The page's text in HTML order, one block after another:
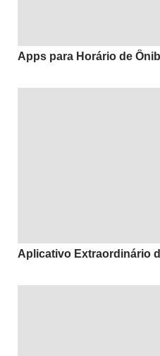
Apps para Horário de
Aplicativo Extraordinário